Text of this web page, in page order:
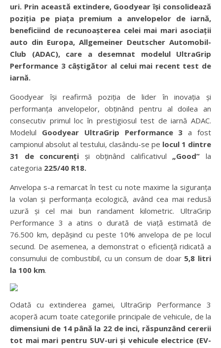
uri. Prin această extindere, Goodyear își consolidează
poziția pe piața premium a anvelopelor de iarnă,
beneficiind de recunoașterea celei mai mari asociații
auto din Europa, Allgemeiner Deutscher Automobil-
Club (ADAC), care a desemnat modelul UltraGrip
Performance 3 câștigător al celui mai recent test de
iarnă.
Goodyear își reafirmă poziția de lider în inovația și
performanța anvelopelor, obținând pentru al doilea an
consecutiv primul loc în prestigiosul test de iarnă ADAC.
Modelul Goodyear UltraGrip Performance 3 a fost
campionul absolut al testului, clasându-se pe locul 1 dintre
31 de concurenți și obținând calificativul „Good” la
categoria 225/40 R18.
Anvelopa s-a remarcat în test cu note maxime la siguranța
la volan și performanța ecologică, având cea mai redusă
uzură și cel mai bun randament kilometric. UltraGrip
Performance 3 a atins o durată de viață estimată de
76.500 km, depășind cu peste 10% anvelopa de pe locul
secund. De asemenea, a demonstrat o eficiență ridicată a
consumului de combustibil, cu un consum de doar 5,8 litri
la 100 km.
Odată cu extinderea gamei, UltraGrip Performance 3
acoperă acum toate categoriile principale de vehicule, de la
dimensiuni de 14 până la 22 de inci, răspunzând cererii
tot mai mari pentru SUV-uri și vehicule electrice (EV-